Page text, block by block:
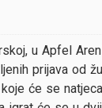
u Apfel
prijava od
će se